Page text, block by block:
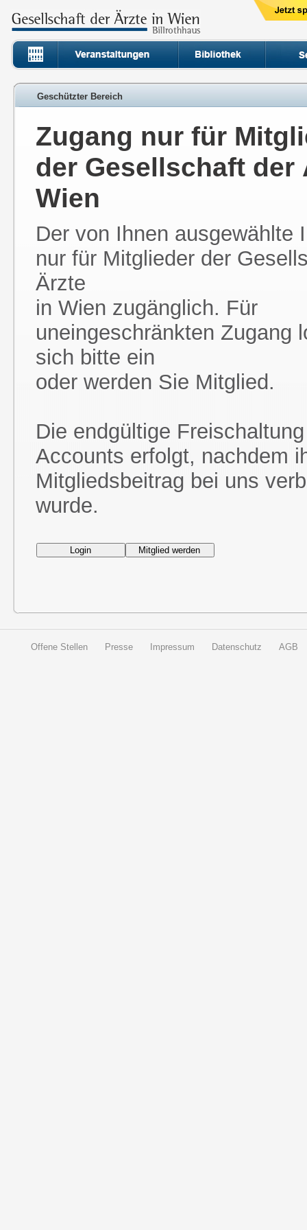
Geschützter Bereich
Zugang nur für
der Gesellschaft der
Wien
Der von Ihnen ausgewählte
nur für Mitglieder der
Ärzte
in Wien zugänglich. Für
uneingeschränkten Zugang
sich bitte ein
oder werden Sie Mitglied.
Die endgültige
Accounts erfolgt, nachdem
Mitgliedsbeitrag bei uns
wurde.
Offene Stellen Presse Impressum Datenschutz AGB